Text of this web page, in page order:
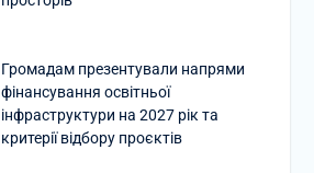
Громадам презентували напрями
фінансування освітньої
інфраструктури на 2027 рік та
критерії відбору проєктів